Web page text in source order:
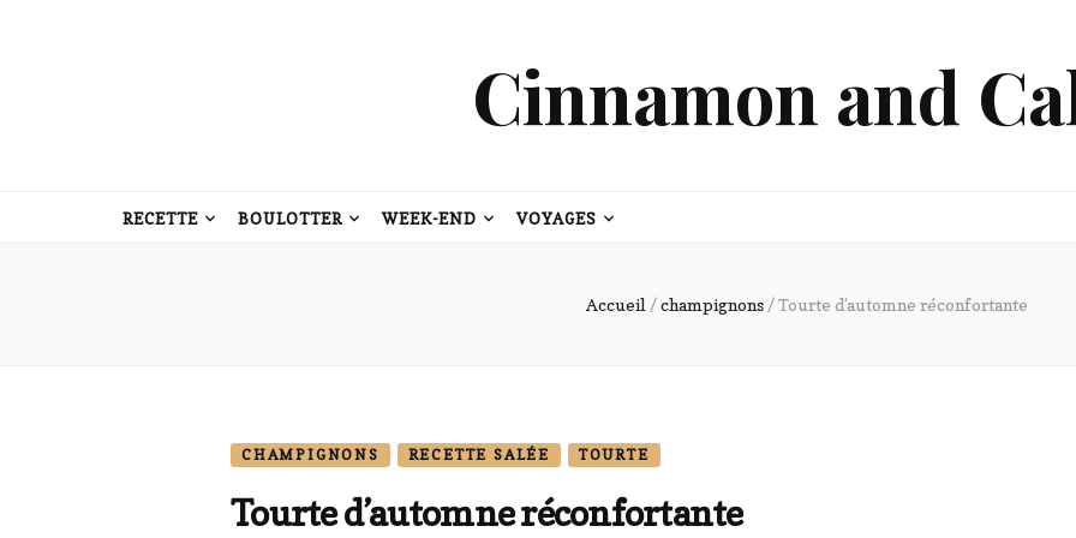
Cinnamon and
RECETTE BOULOTTER WEEK-END VOYAGES
Accueil /champignons /Tourte d’automne réconfortante
CHAMPIGNONS RECETTE SALÉE TOURTE
Tourte d’automne réconfortante